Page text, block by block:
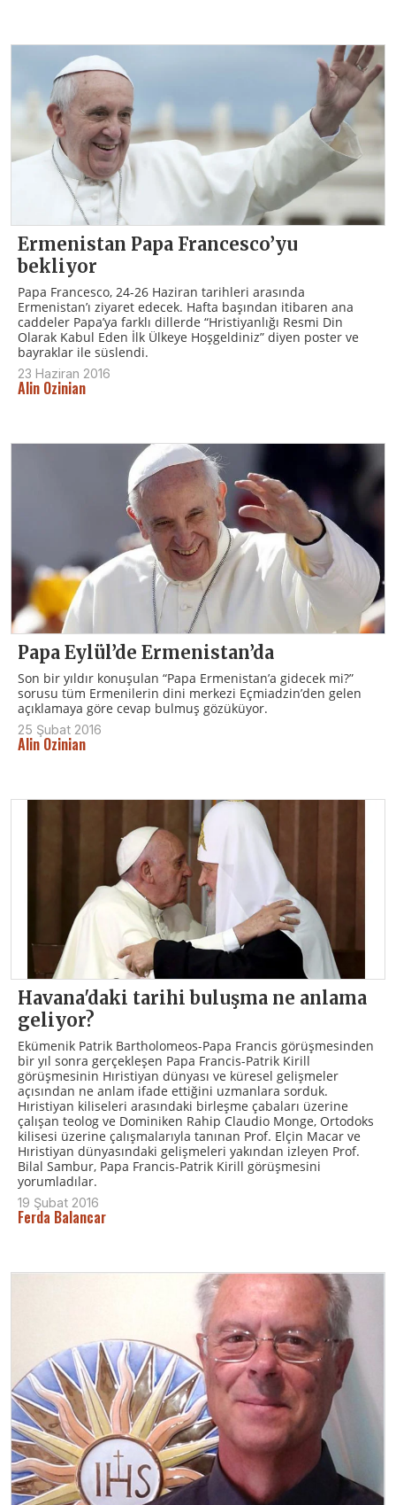
Ermenistan Papa Francesco’yu
bekliyor
Papa Francesco, 24-26 Haziran tarihleri arasında
Ermenistan’ı ziyaret edecek. Hafta başından itibaren ana
caddeler Papa’ya farklı dillerde “Hristiyanlığı Resmi Din
Olarak Kabul Eden İlk Ülkeye Hoşgeldiniz” diyen poster ve
bayraklar ile süslendi.
23 Haziran 2016
Alin Ozinian
Papa Eylül’de Ermenistan’da
Son bir yıldır konuşulan “Papa Ermenistan’a gidecek mi?”
sorusu tüm Ermenilerin dini merkezi Eçmiadzin’den gelen
açıklamaya göre cevap bulmuş gözüküyor.
25 Şubat 2016
Alin Ozinian
Havana'daki tarihi buluşma ne anlama
geliyor?
Ekümenik Patrik Bartholomeos-Papa Francis görüşmesinden
bir yıl sonra gerçekleşen Papa Francis-Patrik Kirill
görüşmesinin Hıristiyan dünyası ve küresel gelişmeler
açısından ne anlam ifade ettiğini uzmanlara sorduk.
Hıristiyan kiliseleri arasındaki birleşme çabaları üzerine
çalışan teolog ve Dominiken Rahip Claudio Monge, Ortodoks
kilisesi üzerine çalışmalarıyla tanınan Prof. Elçin Macar ve
Hıristiyan dünyasındaki gelişmeleri yakından izleyen Prof.
Bilal Sambur, Papa Francis-Patrik Kirill görüşmesini
yorumladılar.
19 Şubat 2016
Ferda Balancar